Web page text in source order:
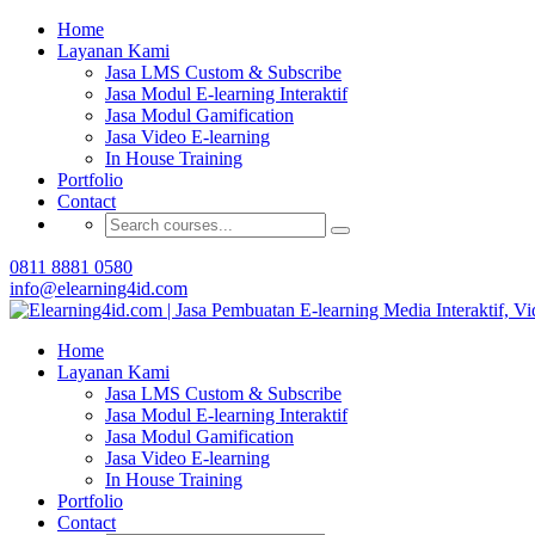
Home
Layanan Kami
Jasa LMS Custom & Subscribe
Jasa Modul E-learning Interaktif
Jasa Modul Gamification
Jasa Video E-learning
In House Training
Portfolio
Contact
0811 8881 0580
info@elearning4id.com
Home
Layanan Kami
Jasa LMS Custom & Subscribe
Jasa Modul E-learning Interaktif
Jasa Modul Gamification
Jasa Video E-learning
In House Training
Portfolio
Contact